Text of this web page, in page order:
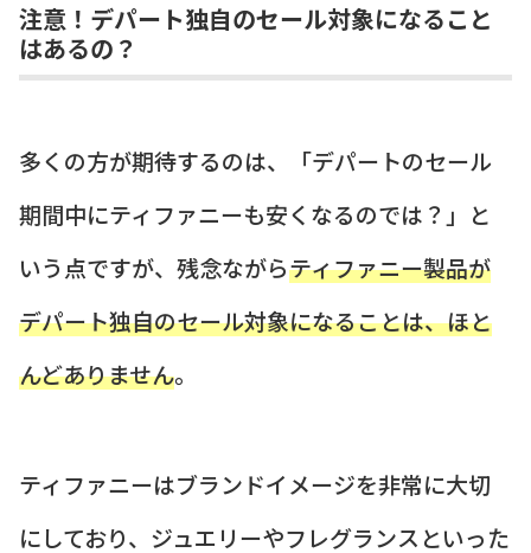
注意！デパート独自のセール対象になること
はあるの？
多くの方が期待するのは、「デパートのセール
期間中にティファニーも安くなるのでは？」と
いう点ですが、残念ながらティファニー製品が
デパート独自のセール対象になることは、ほと
んどありません。
ティファニーはブランドイメージを非常に大切
にしており、ジュエリーやフレグランスといった